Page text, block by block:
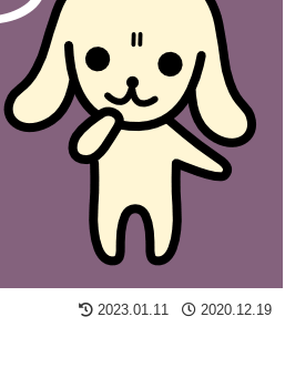
2023.01.11 2020.12.19